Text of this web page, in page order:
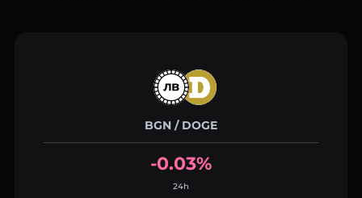
BGN / DOGE
-0.03%
24h